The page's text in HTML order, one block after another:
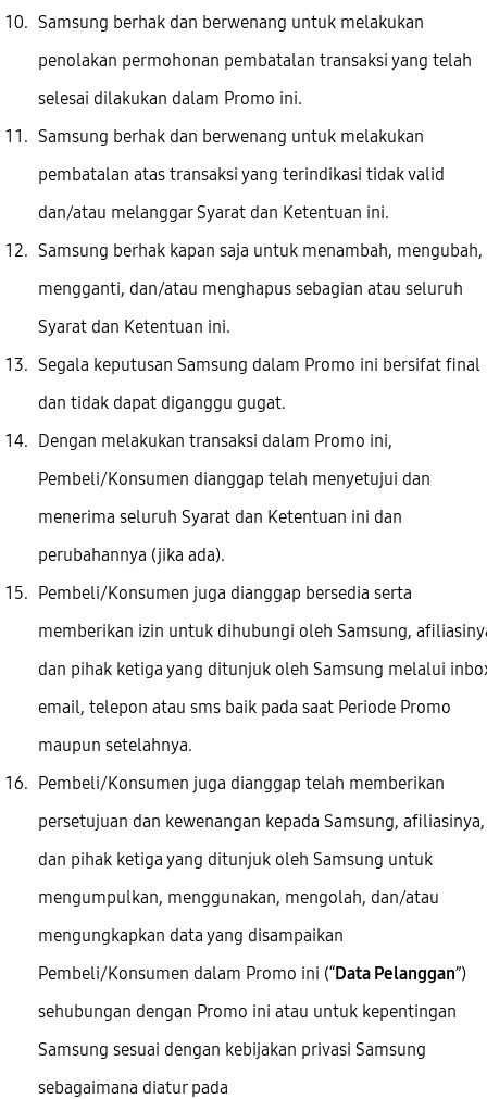
Samsung berhak dan berwenang untuk melakukan
penolakan permohonan pembatalan transaksi yang telah
selesai dilakukan dalam Promo ini.
Samsung berhak dan berwenang untuk melakukan
pembatalan atas transaksi yang terindikasi tidak valid
dan/atau melanggar Syarat dan Ketentuan ini.
Samsung berhak kapan saja untuk menambah, mengubah,
mengganti, dan/atau menghapus sebagian atau seluruh
Syarat dan Ketentuan ini.
Segala keputusan Samsung dalam Promo ini bersifat final
dan tidak dapat diganggu gugat.
Dengan melakukan transaksi dalam Promo ini,
Pembeli/Konsumen dianggap telah menyetujui dan
menerima seluruh Syarat dan Ketentuan ini dan
perubahannya (jika ada).
Pembeli/Konsumen juga dianggap bersedia serta
memberikan izin untuk dihubungi oleh Samsung,
dan pihak ketiga yang ditunjuk oleh Samsung melalui
email, telepon atau sms baik pada saat Periode Promo
maupun setelahnya.
Pembeli/Konsumen juga dianggap telah memberikan
persetujuan dan kewenangan kepada Samsung, afiliasinya,
dan pihak ketiga yang ditunjuk oleh Samsung untuk
mengumpulkan, menggunakan, mengolah, dan/atau
mengungkapkan data yang disampaikan
Pembeli/Konsumen dalam Promo ini (“Data Pelanggan”)
sehubungan dengan Promo ini atau untuk kepentingan
Samsung sesuai dengan kebijakan privasi Samsung
sebagaimana diatur pada